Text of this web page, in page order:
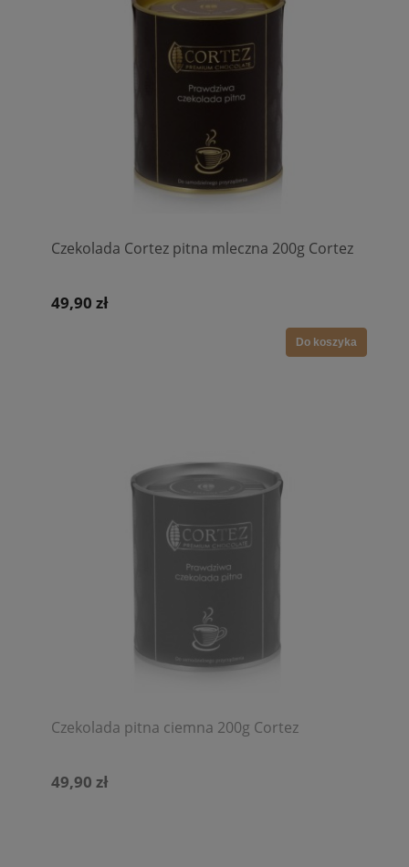
Czekolada Cortez pitna mleczna 200g Cortez
49,90 zł
Do koszyka
Czekolada pitna ciemna 200g Cortez
49,90 zł